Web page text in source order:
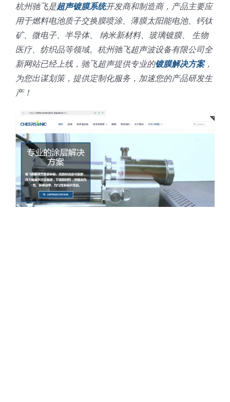
耐化学腐蚀的喷嘴
喷嘴兼容性
杭州驰飞是超声镀膜系统开发商和制造商，产品主要应
用于燃料电池质子交换膜喷涂、薄膜太阳能电池、钙钛
矿、微电子、半导体、 纳米新材料、玻璃镀膜、 生物
医疗、纺织品等领域。杭州驰飞超声波设备有限公司全
新网站已经上线，驰飞超声提供专业的镀膜解决方案，
为您出谋划策，提供定制化服务，加速您的产品研发生
产！